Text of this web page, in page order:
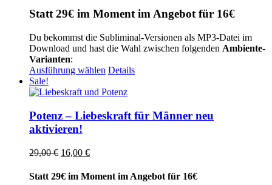
Statt 29€ im Moment im Angebot für 16€
Du bekommst die Subliminal-Versionen als MP3-Datei im
Download und hast die Wahl zwischen folgenden Ambiente-
Varianten:
Ausführung wählen Dieses
weist
Varianten
auf.
der
Details
Sale!
Potenz – Liebeskraft für Männer neu
aktivieren!
29,00€ Ursprünglicher
war:
16,00 €Aktueller
ist:
Statt 29€ im Moment im Angebot für 16€